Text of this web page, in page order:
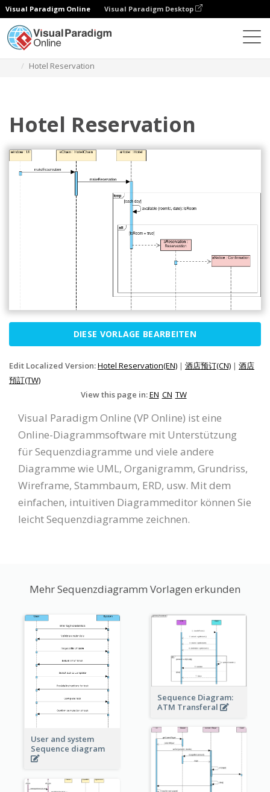
Visual Paradigm Online Visual Paradigm Desktop
Hotel Reservation
Hotel Reservation
DIESE VORLAGE BEARBEITEN
Edit Localized Version:Hotel Reservation(EN) | 酒店预订(CN) | 酒店
預訂(TW)
View this page in:EN CN TW
Visual Paradigm Online (VP Online) ist eine
Online-Diagrammsoftware mit Unterstützung
für Sequenzdiagramme und viele andere
Diagramme wie UML, Organigramm, Grundriss,
Wireframe, Stammbaum, ERD, usw. Mit dem
einfachen, intuitiven Diagrammeditor können Sie
leicht Sequenzdiagramme zeichnen.
Mehr Sequenzdiagramm Vorlagen erkunden
User and system
Sequence diagram
Sequence Diagram:
ATM Transferal